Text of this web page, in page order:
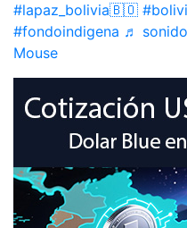
#lapaz_bolivia🇧🇴
#fondoindigena ♬
Mouse